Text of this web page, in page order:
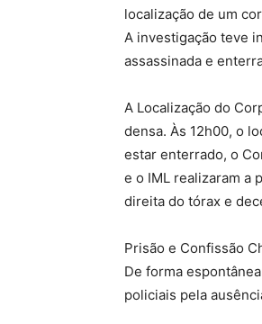
localização de um
A investigação teve
assassinada e
A Localização do
densa. Às 12h00, o
estar enterrado, o
e o IML realizaram a
direita do tórax e
Prisão e Confissão
De forma
policiais pela